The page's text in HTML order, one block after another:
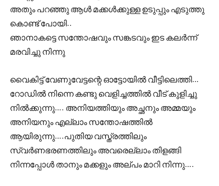
അതും പറഞ്ഞു ആൾ മക്കൾക്കുള്ള ഉടുപ്പും എടുത്തു
കൊണ്ട് പോയി..
ഞാനാകട്ടെ സന്തോഷവും സങ്കടവും ഇട കലർന്ന്‌
മരവിച്ചു നിന്നു
വൈകിട്ട് വേണുവേട്ടന്റെ ഓട്ടോയിൽ വീട്ടിലെത്തി…
റോഡിൽ നിന്നെ കണ്ടു വെളിച്ചത്തിൽ വീട് കുളിച്ചു
നിൽക്കുന്നു…. അനിയത്തിയും അച്ഛനും അമ്മയും
അനിയനും എല്ലാം സന്തോഷത്തിൽ
ആയിരുന്നു….പുതിയ വസ്ത്രത്തിലും
സ്വർണഭരണത്തിലും അവരെല്ലാം തിളങ്ങി
നിന്നപ്പോൾ താനും മക്കളും അല്പം മാറി നിന്നു….